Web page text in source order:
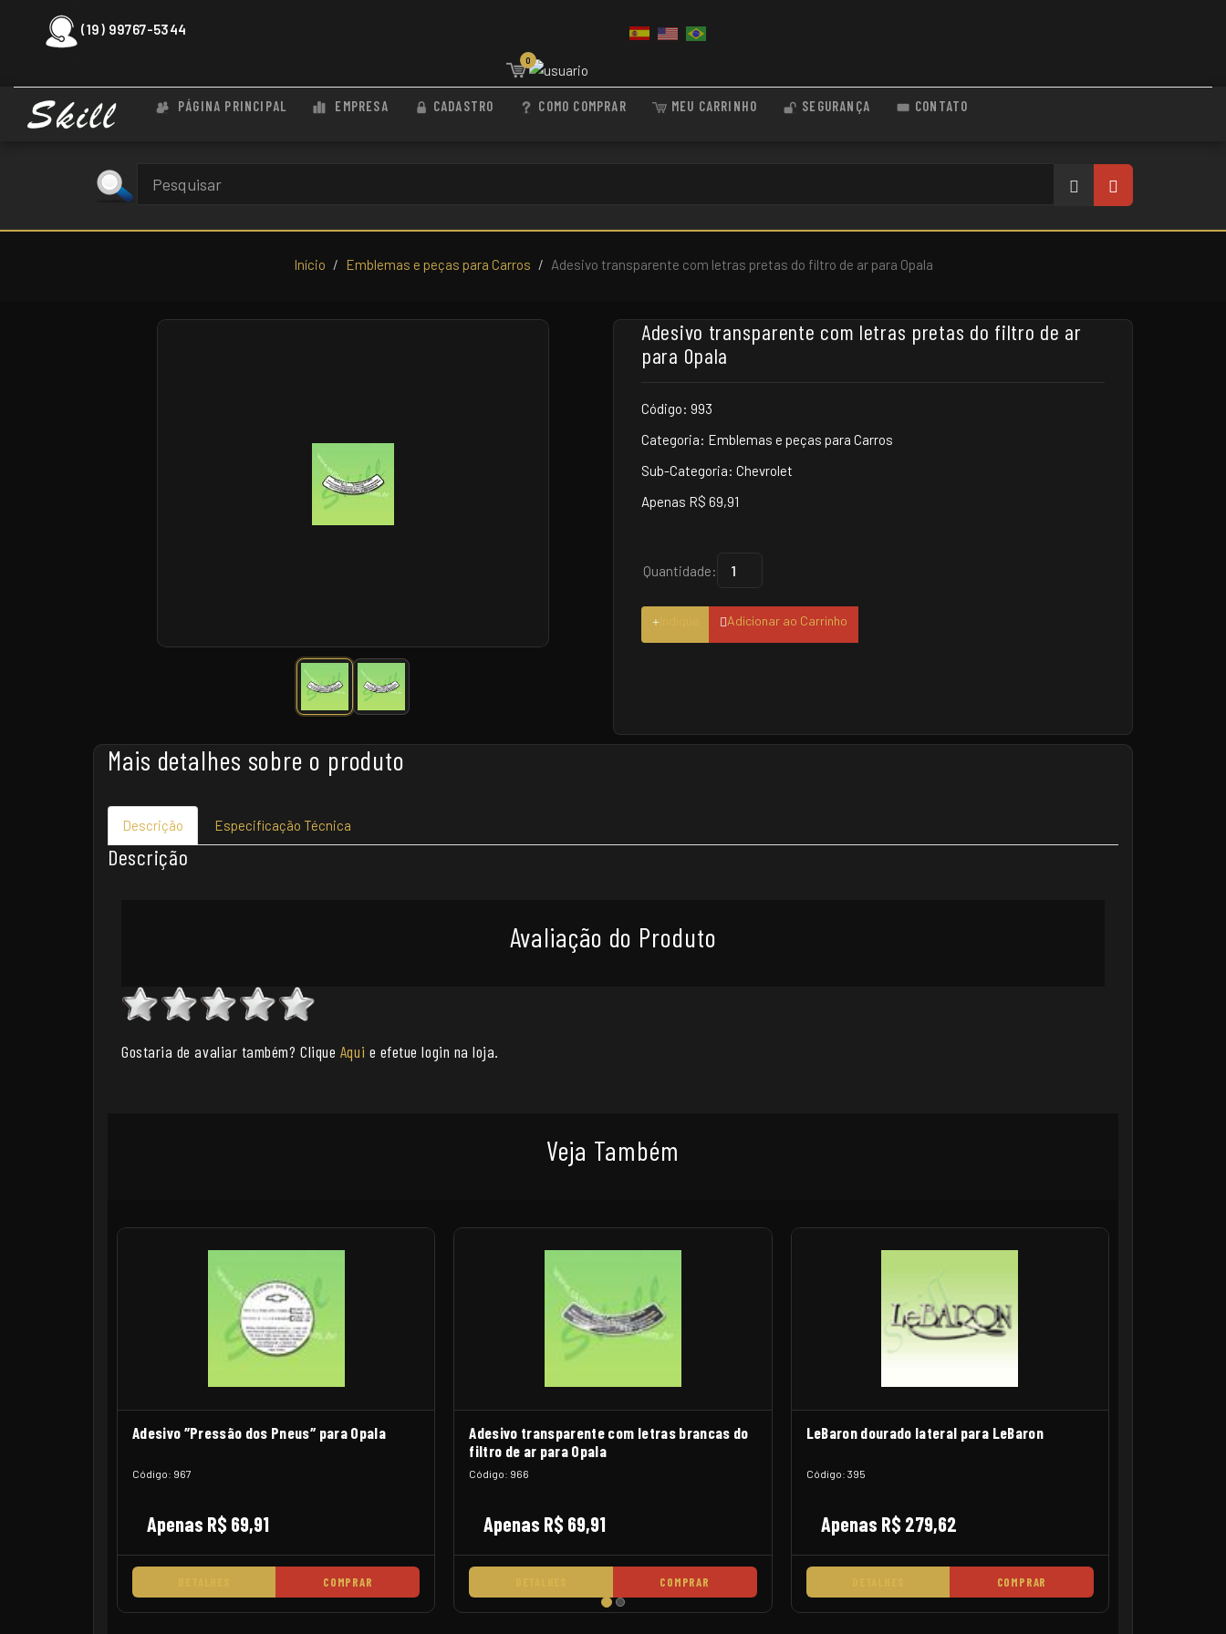
(19) 99767-5344
0
PÁGINA PRINCIPAL EMPRESA CADASTRO COMO COMPRAR MEU CARRINHO SEGURANÇA CONTATO
Início Emblemas e peças para Carros Adesivo transparente com letras pretas do filtro de ar para Opala
Adesivo transparente com letras pretas do filtro de ar
para Opala
Código: 993
Categoria: Emblemas e peças para Carros
Sub-Categoria: Chevrolet
Apenas R$ 69,91
Quantidade:
Adicionar ao Carrinho
Mais detalhes sobre o produto
Descrição Especificação Técnica
Descrição
Avaliação do Produto
Gostaria de avaliar também? Clique Aqui e efetue login na loja.
Veja Também
Adesivo ″Pressão dos Pneus″ para Opala
Código: 967
Apenas R$ 69,91
COMPRAR
Adesivo transparente com letras brancas do
filtro de ar para Opala
Código: 966
Apenas R$ 69,91
COMPRAR
LeBaron dourado lateral para LeBaron
Código: 395
Apenas R$ 279,62
COMPRAR